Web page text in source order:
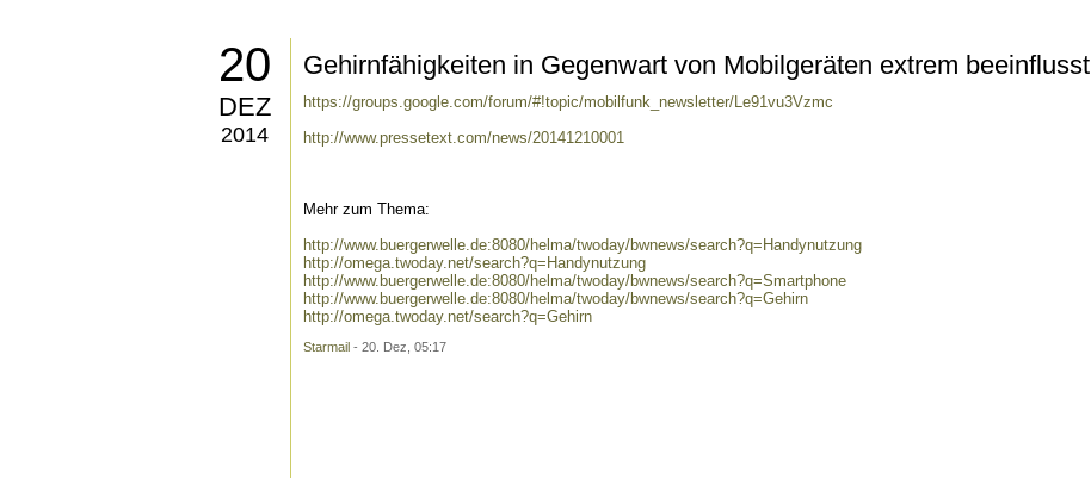
20
DEZ
2014
Gehirnfähigkeiten in Gegenwart von Mobilgeräten extrem beeinflusst
https://groups.google.com/forum/#!topic/mobilfunk_newsletter/Le91vu3Vzmc
http://www.pressetext.com/news/20141210001
Mehr zum Thema:
http://www.buergerwelle.de:8080/helma/twoday/bwnews/search?q=Handynutzung
http://omega.twoday.net/search?q=Handynutzung
http://www.buergerwelle.de:8080/helma/twoday/bwnews/search?q=Smartphone
http://www.buergerwelle.de:8080/helma/twoday/bwnews/search?q=Gehirn
http://omega.twoday.net/search?q=Gehirn
Starmail - 20. Dez, 05:17